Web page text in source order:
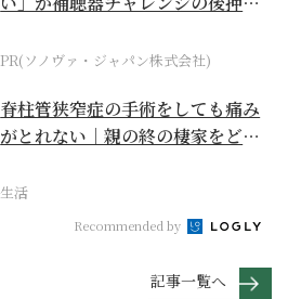
PR(ソノヴァ・ジャパン株式会社)
脊柱管狭窄症の手術をしても痛み
がとれない｜親の終の棲家をどう
生活
Recommended by
記事一覧へ